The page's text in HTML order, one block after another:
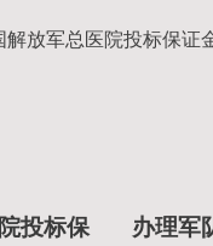
解放军总医院投标保证
投标保
办理军